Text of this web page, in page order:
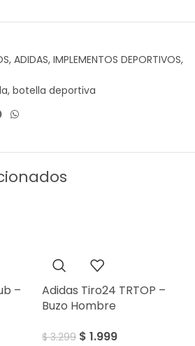
, ADIDAS, IMPLEMENTOS DEPORTIVOS,
, botella deportiva
–
Adidas Tiro24 TRTOP –
Buzo Hombre
$3.299 $ 1.999